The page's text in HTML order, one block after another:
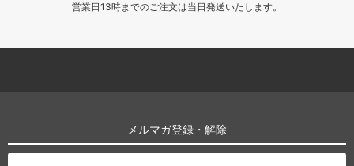
営業日13時までのご注文は当日発送いたします。
メルマガ登録・解除